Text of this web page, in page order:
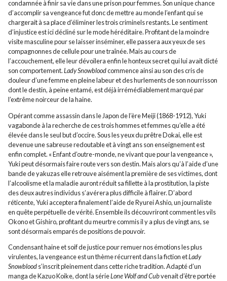
condamnée à finir sa vie dans une prison pour femmes. Son unique chance
d’accomplir sa vengeance fut donc de mettre au monde l’enfant qui se
chargerait à sa place d’éliminer les trois criminels restants. Le sentiment
d’injustice est ici décliné sur le mode héréditaire. Profitant de la moindre
visite masculine pour se laisser inséminer, elle passera aux yeux de ses
compagnonnes de cellule pour une traînée. Mais au cours de
l’accouchement, elle leur dévoilera enfin le honteux secret qui lui avait dicté
son comportement.Lady Snowbloodcommence ainsi au son des cris de
douleur d’une femme en pleine labeur et des hurlements de son nourrisson
dont le destin, à peine entamé, est déjà irrémédiablement marqué par
l’extrême noirceur de la haine.
Opérant comme assassin dans le Japon de l’ère Meiji (1868-1912), Yuki
vagabonde à la recherche de ces trois hommes et femmes qu’elle a été
élevée dans le seul but d’occire. Sous les yeux du prêtre Dokai, elle est
devenue une sabreuse redoutable et à vingt ans son enseignement est
enfin complet. « Enfant d’outre-monde, ne vivant que pour la vengeance »,
Yuki peut désormais faire route vers son destin. Mais alors qu’à l’aide d’une
bande de yakuzas elle retrouve aisément la première de ses victimes, dont
l’alcoolisme et la maladie auront réduit sa fillette à la prostitution, la piste
des deux autres individus s’avérera plus difficile à flairer. D’abord
réticente, Yuki acceptera finalement l’aide de Ryurei Ashio, un journaliste
en quête perpétuelle de vérité. Ensemble ils découvriront comment les vils
Okono et Gishiro, profitant du meurtre commis il y a plus de vingt ans, se
sont désormais emparés de positions de pouvoir.
Condensant haine et soif de justice pour remuer nos émotions les plus
virulentes, la vengeance est un thème récurrent dans la fiction etLady
Snowbloods’inscrit pleinement dans cette riche tradition. Adapté d’un
manga de Kazuo Koike, dont la sérieLone Wolf and Cubvenait d’être portée